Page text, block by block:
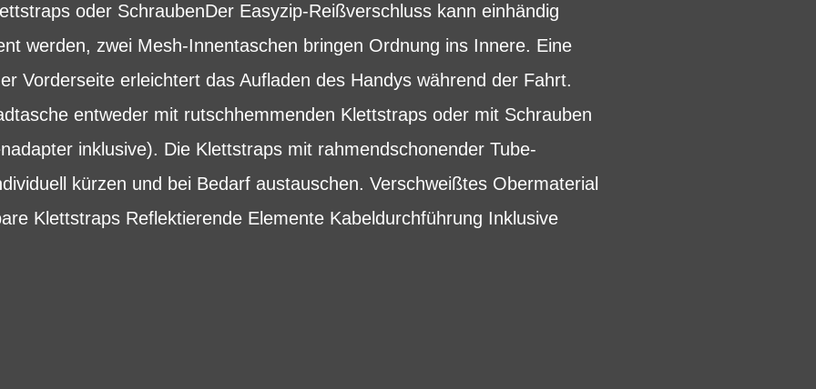
oder SchraubenDer Easyzip-Reißverschluss kann einhändig
werden, zwei Mesh-Innentaschen bringen Ordnung ins Innere. Eine
Vorderseite erleichtert das Aufladen des Handys während der Fahrt.
entweder mit rutschhemmenden Klettstraps oder mit Schrauben
inklusive). Die Klettstraps mit rahmendschonender Tube-
kürzen und bei Bedarf austauschen. Verschweißtes Obermaterial
Klettstraps Reflektierende Elemente Kabeldurchführung Inklusive